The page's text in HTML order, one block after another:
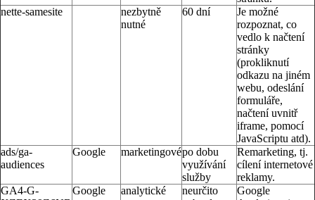
nette-samesite
nezbytně
nutné
60 dní
Je možné
rozpoznat, co
vedlo k načtení
stránky
(prokliknutí
odkazu na jiném
webu, odeslání
formuláře,
načtení uvnitř
iframe, pomocí
JavaScriptu atd).
ads/ga-
audiences
Google marketingovépo dobu
využívání
služby
Remarketing, tj.
cílení internetové
reklamy.
GA4-G-
Google analytické
neurčito
Google